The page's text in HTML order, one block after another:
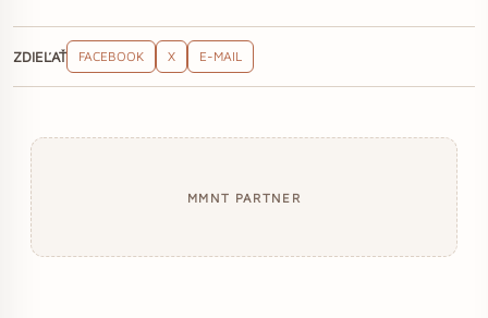
ZDIEĽAŤ FACEBOOK X E-MAIL
MMNT PARTNER